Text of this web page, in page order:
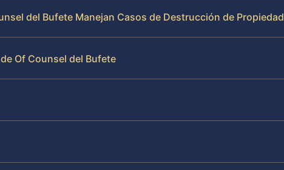
del Bufete Manejan Casos de Destrucción de Propiedad
Of Counsel del Bufete